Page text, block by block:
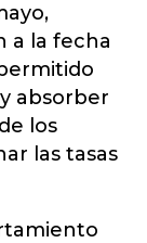
a la fecha
absorber
los
las tasas